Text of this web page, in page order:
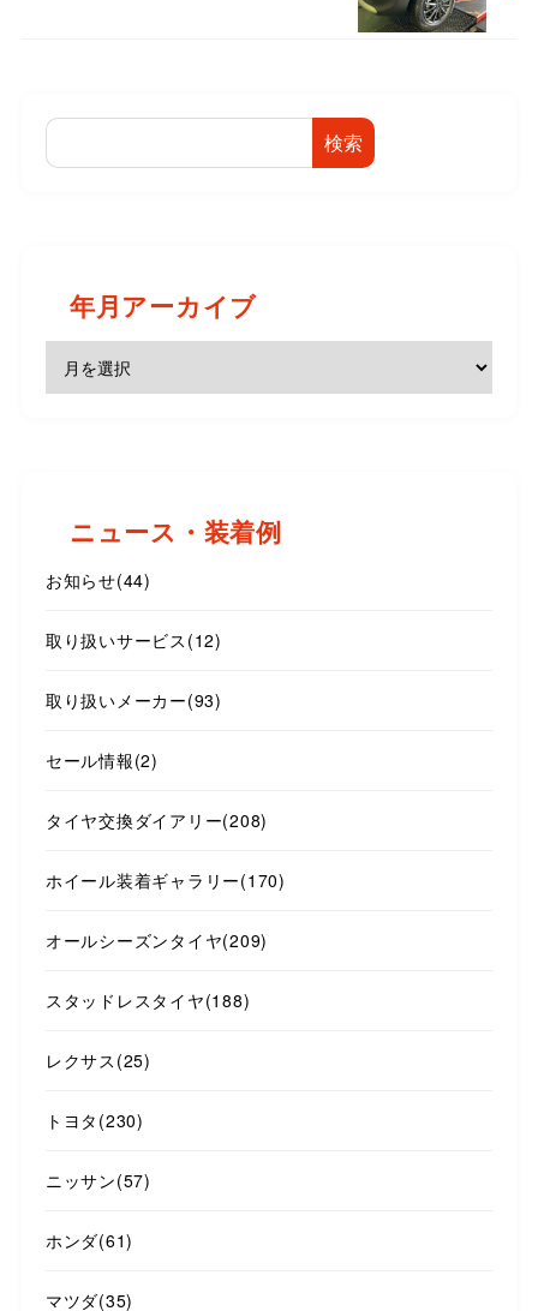
検索
年月アーカイブ
ニュース・装着例
お知らせ(44)
取り扱いサービス (12)
取り扱いメーカー(93)
セール情報(2)
タイヤ交換ダイアリー(208)
ホイール装着ギャラリー(170)
オールシーズンタイヤ(209)
スタッドレスタイヤ(188)
レクサス (25)
トヨタ (230)
ニッサン(57)
ホンダ(61)
マツダ(35)